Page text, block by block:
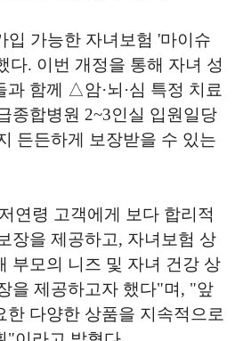
입 가능한 자녀보험 '마이슈
다. 이번 개정을 통해 자녀 성
과 함께 △암·뇌·심 특정 치료
종합병원 2~3인실 입원일당
든든하게 보장받을 수 있는
연령 고객에게 보다 합리적
장을 제공하고, 자녀보험 상
부모의 니즈 및 자녀 건강 상
을 제공하고자 했다"며, "앞
한 다양한 상품을 지속적으로